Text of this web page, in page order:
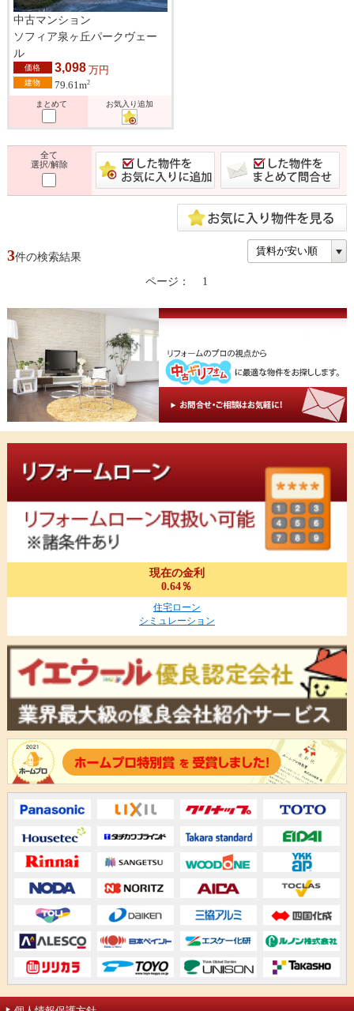
中古マンション
ソフィア泉ヶ丘パークヴェー
ル
価格 3,098 万円
建物 79.61m2
まとめて お気入り追加
全て
選択/解除
3件の検索結果
ページ：
1
現在の金利
0.64％
住宅ローン
シミュレーション